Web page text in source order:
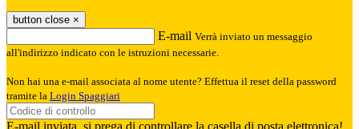
button close ×
E-mail Verrà inviato un messaggio
all'indirizzo indicato con le istruzioni necessarie.
Non hai una e-mail associata al nome utente? Effettua il reset della password
tramite la Login Spaggiari